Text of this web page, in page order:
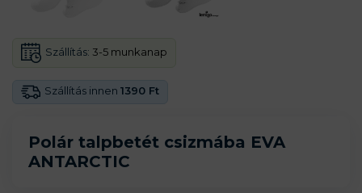
Polár talpbetét csizmába EVA
ANTARCTIC
Szállítás innen 1390 Ft
Szállítás: 3-5 munkanap